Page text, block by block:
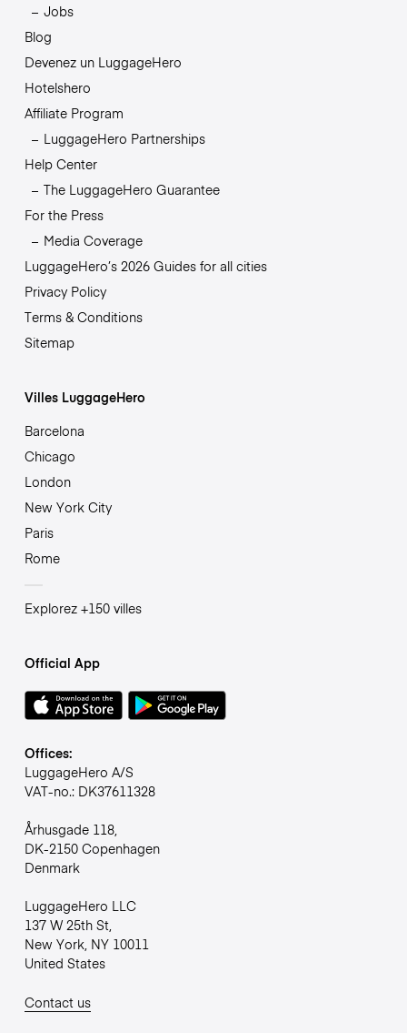
Jobs
Blog
Devenez un LuggageHero
Hotelshero
Affiliate Program
LuggageHero Partnerships
Help Center
The LuggageHero Guarantee
For the Press
Media Coverage
LuggageHero’s 2026 Guides for all cities
Privacy Policy
Terms & Conditions
Sitemap
Villes LuggageHero
Barcelona
Chicago
London
New York City
Paris
Rome
Explorez +150 villes
Official App
Offices:
LuggageHero A/S
VAT-no.: DK37611328
Århusgade 118,
DK-2150 Copenhagen
Denmark
LuggageHero LLC
137 W 25th St,
New York, NY 10011
United States
Contact us